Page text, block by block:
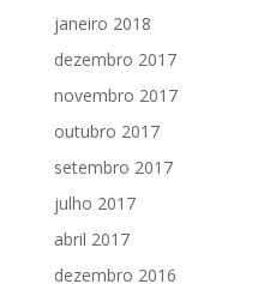
janeiro 2018
dezembro 2017
novembro 2017
outubro 2017
setembro 2017
julho 2017
abril 2017
dezembro 2016